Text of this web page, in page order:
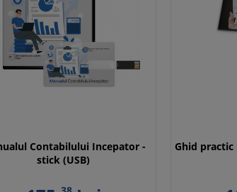
Contabilului Incepator -
stick (USB)
Ghid